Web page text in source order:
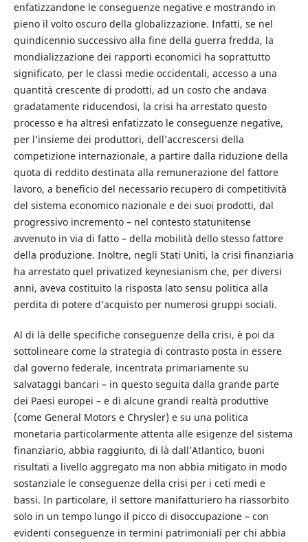
enfatizzandone le conseguenze negative e mostrando in
pieno il volto oscuro della globalizzazione. Infatti, se nel
quindicennio successivo alla fine della guerra fredda, la
mondializzazione dei rapporti economici ha soprattutto
significato, per le classi medie occidentali, accesso a una
quantità crescente di prodotti, ad un costo che andava
gradatamente riducendosi, la crisi ha arrestato questo
processo e ha altresì enfatizzato le conseguenze negative,
per l’insieme dei produttori, dell’accrescersi della
competizione internazionale, a partire dalla riduzione della
quota di reddito destinata alla remunerazione del fattore
lavoro, a beneficio del necessario recupero di competitività
del sistema economico nazionale e dei suoi prodotti, dal
progressivo incremento – nel contesto statunitense
avvenuto in via di fatto – della mobilità dello stesso fattore
della produzione. Inoltre, negli Stati Uniti, la crisi finanziaria
ha arrestato quel privatized keynesianism che, per diversi
anni, aveva costituito la risposta lato sensu politica alla
perdita di potere d’acquisto per numerosi gruppi sociali.
Al di là delle specifiche conseguenze della crisi, è poi da
sottolineare come la strategia di contrasto posta in essere
dal governo federale, incentrata primariamente su
salvataggi bancari – in questo seguita dalla grande parte
dei Paesi europei – e di alcune grandi realtà produttive
(come General Motors e Chrysler) e su una politica
monetaria particolarmente attenta alle esigenze del sistema
finanziario, abbia raggiunto, di là dall’Atlantico, buoni
risultati a livello aggregato ma non abbia mitigato in modo
sostanziale le conseguenze della crisi per i ceti medi e
bassi. In particolare, il settore manifatturiero ha riassorbito
solo in un tempo lungo il picco di disoccupazione – con
evidenti conseguenze in termini patrimoniali per chi abbia